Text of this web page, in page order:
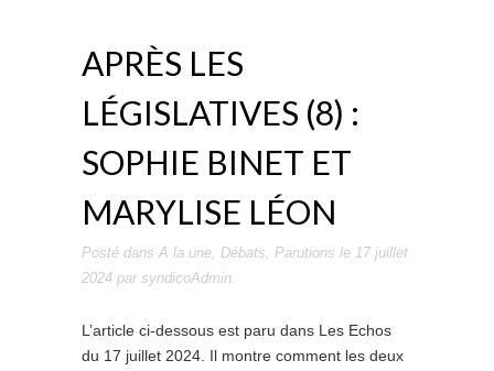
APRÈS LES
LÉGISLATIVES (8) :
SOPHIE BINET ET
MARYLISE LÉON
Posté dans A la une, Débats, Parutions le 17 juillet
2024 par syndicoAdmin.
L’article ci-dessous est paru dans Les Echos
du 17 juillet 2024. Il montre comment les deux